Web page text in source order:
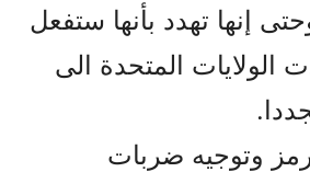
إنها تهدد بأنها ستفعل
الولايات المتحدة الى
وتوجيه ضربات